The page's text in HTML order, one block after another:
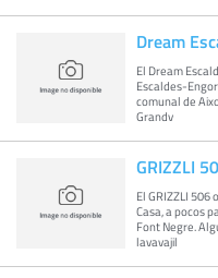
Dream
El Dream
Escaldes-
comunal de
Grandv
GRIZZLI
El GRIZZLI
Casa, a pocos
Font Negre.
lavavajil